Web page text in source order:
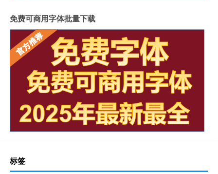
免费可商用字体批量下载
标签